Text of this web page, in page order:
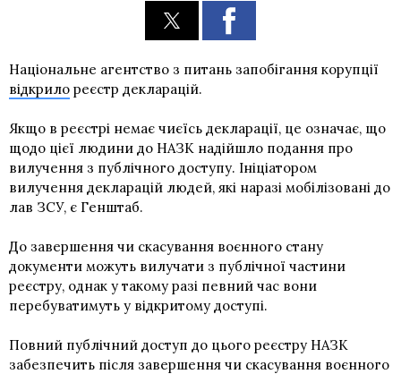
Національне агентство з питань запобігання корупції
відкрило реєстр декларацій.
Якщо в реєстрі немає чиєїсь декларації, це означає, що
щодо цієї людини до НАЗК надійшло подання про
вилучення з публічного доступу. Ініціатором
вилучення декларацій людей, які наразі мобілізовані до
лав ЗСУ, є Генштаб.
До завершення чи скасування воєнного стану
документи можуть вилучати з публічної частини
реєстру, однак у такому разі певний час вони
перебуватимуть у відкритому доступі.
Повний публічний доступ до цього реєстру НАЗК
забезпечить після завершення чи скасування воєнного